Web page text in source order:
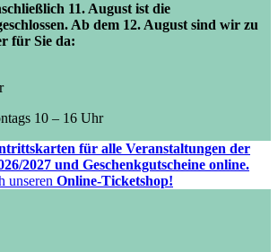
11. August ist die
Ab dem 12. August sind wir zu
für Sie da:
10 – 16 Uhr
für alle Veranstaltungen der
2027 und Geschenkgutscheine online.
unseren Online-Ticketshop!